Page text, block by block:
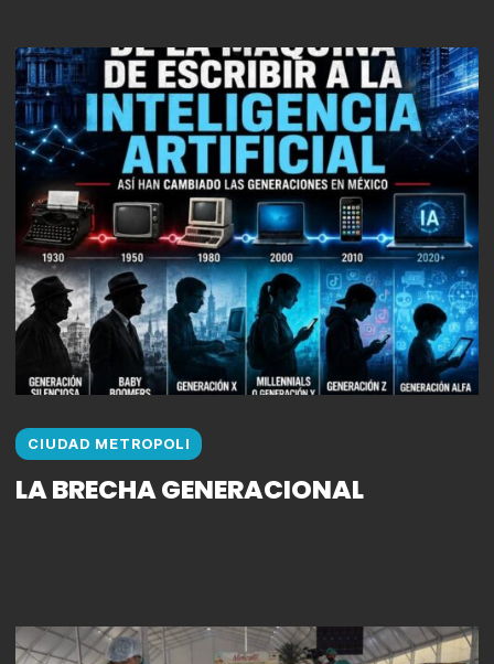
CIUDAD METROPOLI
LA BRECHA GENERACIONAL